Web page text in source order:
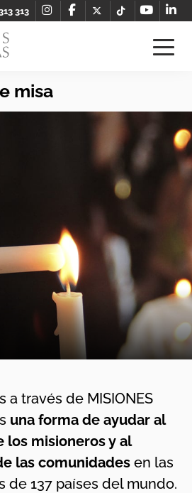
313
misa
a través de MISIONES
una forma de ayudar al
los misioneros y al
las comunidadesen las
de 137 países del mundo.